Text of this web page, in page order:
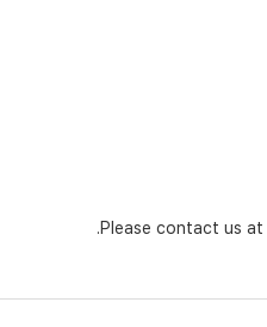
Please contact us at